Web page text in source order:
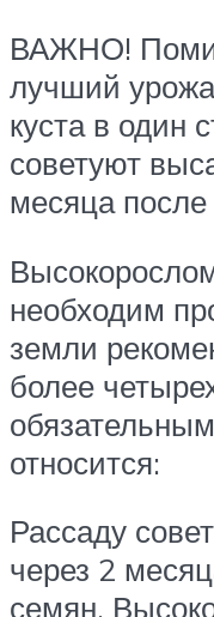
ВАЖНО!
лучший
куста в один
советуют
месяца
необходим
земли
более
относится:
Рассаду
через 2
семян.